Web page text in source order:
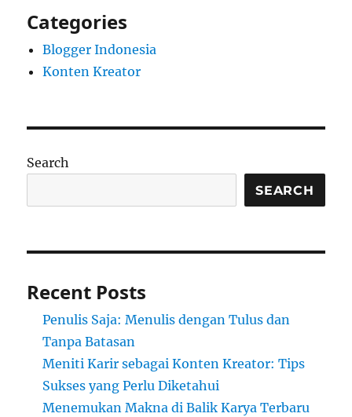
Categories
Blogger Indonesia
Konten Kreator
Search
SEARCH
Recent Posts
Penulis Saja: Menulis dengan Tulus dan
Tanpa Batasan
Meniti Karir sebagai Konten Kreator: Tips
Sukses yang Perlu Diketahui
Menemukan Makna di Balik Karya Terbaru